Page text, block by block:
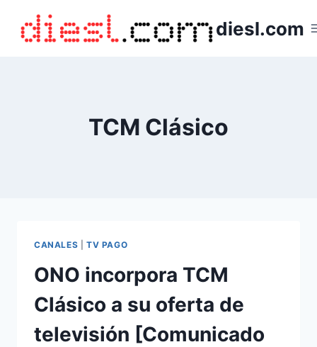
contenido
diesl.com
TCM Clásico
CANALES TV PAGO
ONO incorpora TCM
Clásico a su oferta de
televisión [Comunicado